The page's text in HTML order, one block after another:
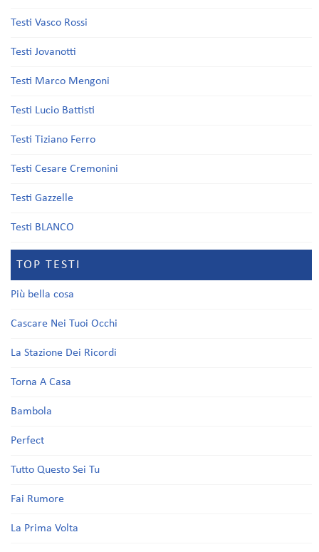
Testi Vasco Rossi
Testi Jovanotti
Testi Marco Mengoni
Testi Lucio Battisti
Testi Tiziano Ferro
Testi Cesare Cremonini
Testi Gazzelle
Testi BLANCO
TOP TESTI
Più bella cosa
Cascare Nei Tuoi Occhi
La Stazione Dei Ricordi
Torna A Casa
Bambola
Perfect
Tutto Questo Sei Tu
Fai Rumore
La Prima Volta